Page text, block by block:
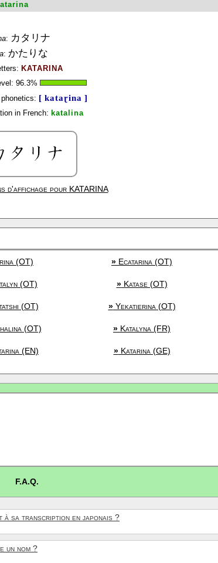
: カタリナ
: かたりな
KATARINA
96.3%
[ kataɽina ]
in French: katalina
d'affichage pourKATARINA
(OT) » Ecatarina (OT)
(OT) »Katase (OT)
(OT) »Yekatierina (OT)
(OT) » Katalyna (FR)
(EN) »Katarina (GE)
F.A.Q.
à sa transcription en japonais ?
un nom ?